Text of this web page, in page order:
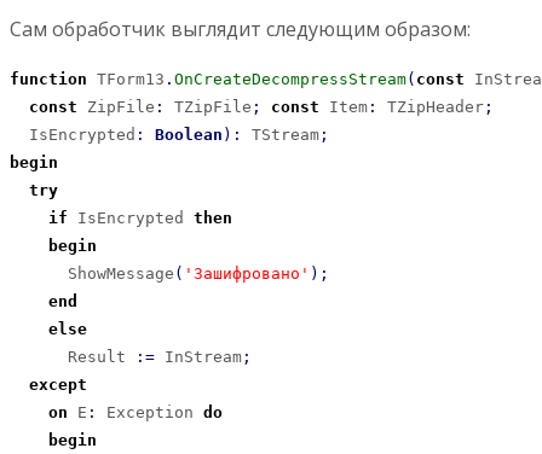
Сам обработчик выглядит следующим образом:
function TForm13 . OnCreateDecompressStream( const
const ZipFile : TZipFile ; const Item : TZipHeader ;
  IsEncrypted
: Boolean ) : TStream ;
begin
try
if IsEncrypted then
begin
      ShowMessage
( 'Зашифровано' ) ;
end
else
      Result
: = InStream ;
except
on E : Exception do
begin